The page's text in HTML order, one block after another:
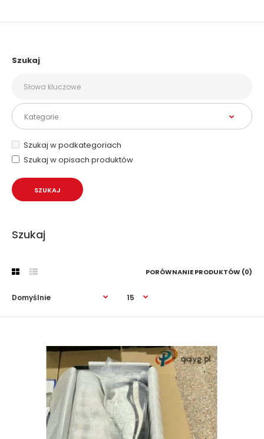
Szukaj
Szukaj w podkategoriach
Szukaj w opisach produktów
Szukaj
PORÓWNANIE PRODUKTÓW (0)